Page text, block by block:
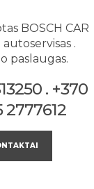
BOSCH CAR
autoservisas .
paslaugas.
. +370
2777612